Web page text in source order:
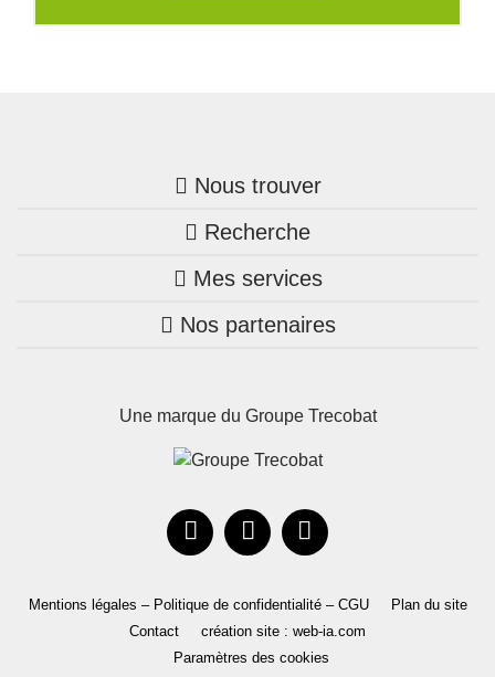
Nous trouver
Trouver une agence
Bretagne
Pays de la Loire
Occitanie
Recherche
Nos annonces
Maison + terrain
Mes services
Mon compte Trecobois
Parrainez un proche!
Nos partenaires
Une marque du Groupe Trecobat
Mentions légales – Politique de confidentialité – CGU
Plan du site
Contact
création site : web-ia.com
Paramètres des cookies